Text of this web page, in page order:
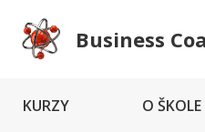
Business
KURZY O ŠKOLE